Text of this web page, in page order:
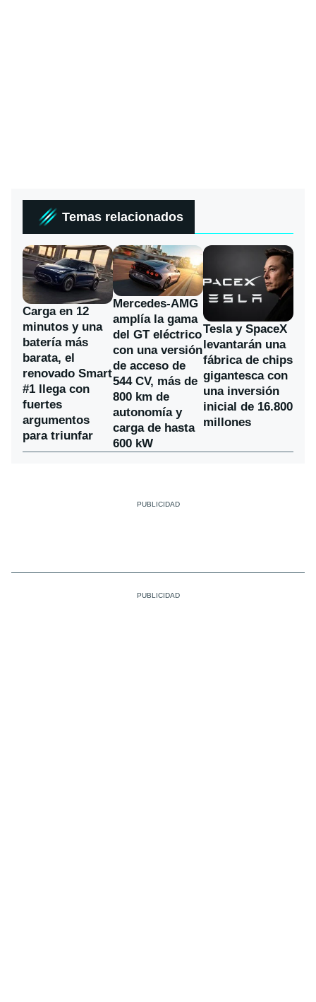
Temas relacionados
Carga en 12
minutos y una
batería más
barata, el
renovado Smart
#1 llega con
fuertes
argumentos
para triunfar
Mercedes-AMG
amplía la gama
del GT eléctrico
con una versión
de acceso de
544 CV, más de
800 km de
autonomía y
carga de hasta
600 kW
Tesla y SpaceX
levantarán una
fábrica de chips
gigantesca con
una inversión
inicial de 16.800
millones